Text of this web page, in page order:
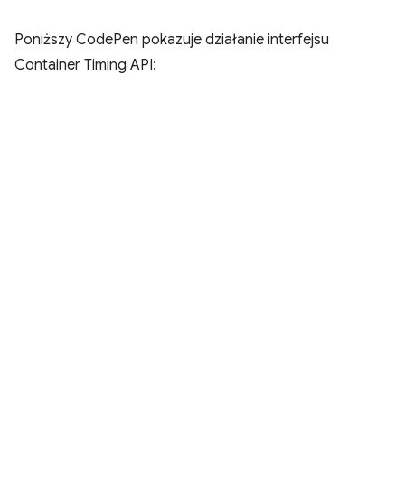
Poniższy CodePen pokazuje działanie interfejsu
Container Timing API: